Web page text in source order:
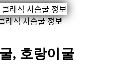
사슴굴 정보
, 호랑이굴